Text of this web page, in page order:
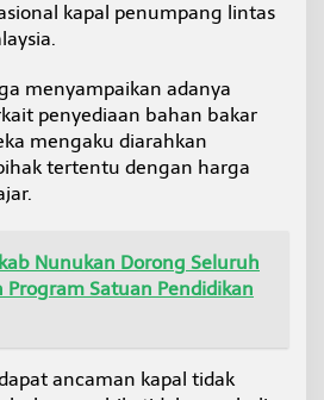
kapal penumpang lintas
menyampaikan adanya
penyediaan bahan bakar
mengaku diarahkan
tertentu dengan harga
Nunukan Dorong Seluruh
Program Satuan Pendidikan
ancaman kapal tidak